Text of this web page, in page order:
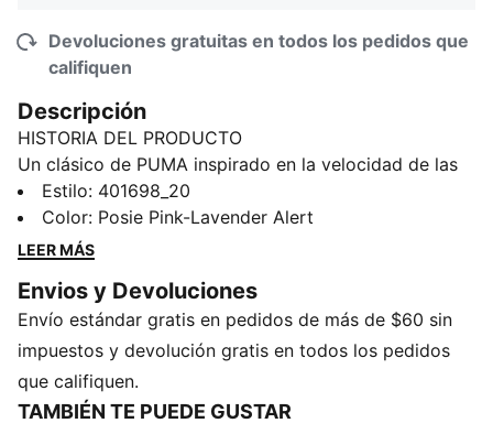
Devoluciones gratuitas en todos los pedidos que
califiquen
Descripción
HISTORIA DEL PRODUCTO
Un clásico de PUMA inspirado en la velocidad de las
pistas de carreras: el Speedcat OG. Destaca entre la
multitud por su forma inspirada en los tenis de
carreras y sus líneas elegantes que lucen rápidas y
la tendencia del perfil bajo con esta última versión de
nuestra icónica silueta.
DETALLES
Ancho regular
Empeine de cuero
Estilo: 401698_20
Color: Posie Pink-Lavender Alert
LEER MÁS
Envios y Devoluciones
Envío estándar gratis en pedidos de más de $60 sin
impuestos y devolución gratis en todos los pedidos
que califiquen.
TAMBIÉN TE PUEDE GUSTAR